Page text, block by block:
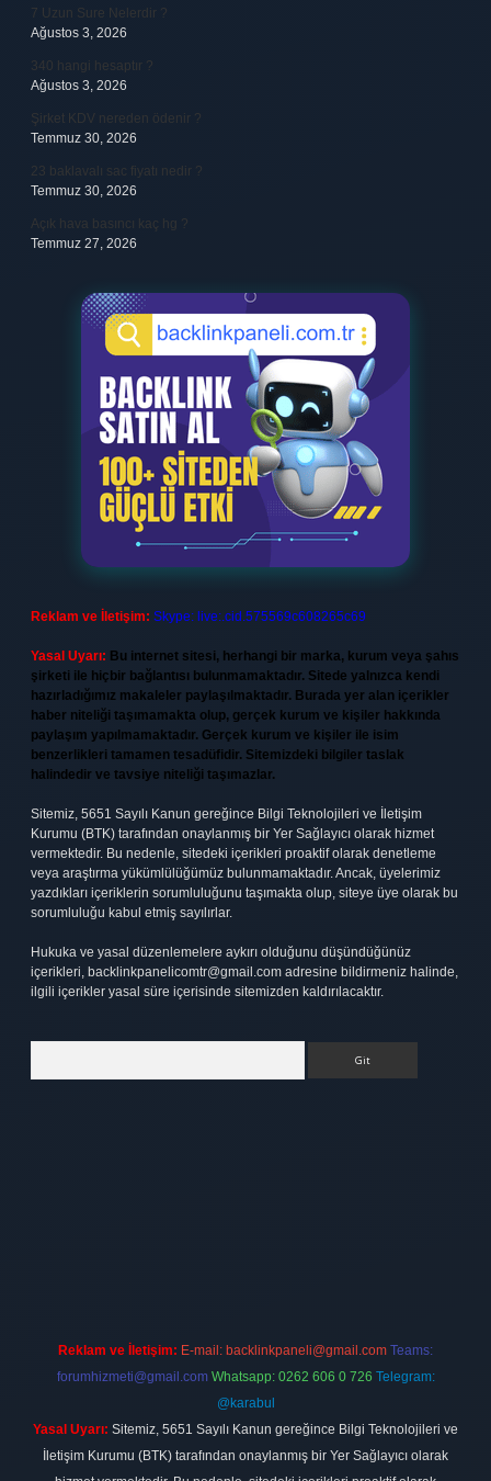
7 Uzun Sure Nelerdir ?
Ağustos 3, 2026
340 hangi hesaptır ?
Ağustos 3, 2026
Şirket KDV nereden ödenir ?
Temmuz 30, 2026
23 baklavalı sac fiyatı nedir ?
Temmuz 30, 2026
Açık hava basıncı kaç hg ?
Temmuz 27, 2026
Reklam ve İletişim: Skype: live:.cid.575569c608265c69
Yasal Uyarı: Bu internet sitesi, herhangi bir marka, kurum veya şahıs
şirketi ile hiçbir bağlantısı bulunmamaktadır. Sitede yalnızca kendi
hazırladığımız makaleler paylaşılmaktadır. Burada yer alan içerikler
haber niteliği taşımamakta olup, gerçek kurum ve kişiler hakkında
paylaşım yapılmamaktadır. Gerçek kurum ve kişiler ile isim
benzerlikleri tamamen tesadüfidir. Sitemizdeki bilgiler taslak
halindedir ve tavsiye niteliği taşımazlar.
Sitemiz, 5651 Sayılı Kanun gereğince Bilgi Teknolojileri ve İletişim
Kurumu (BTK) tarafından onaylanmış bir Yer Sağlayıcı olarak hizmet
vermektedir. Bu nedenle, sitedeki içerikleri proaktif olarak denetleme
veya araştırma yükümlülüğümüz bulunmamaktadır. Ancak, üyelerimiz
yazdıkları içeriklerin sorumluluğunu taşımakta olup, siteye üye olarak bu
sorumluluğu kabul etmiş sayılırlar.
Hukuka ve yasal düzenlemelere aykırı olduğunu düşündüğünüz
içerikleri, backlinkpanelicomtr@gmail.com adresine bildirmeniz halinde,
ilgili içerikler yasal süre içerisinde sitemizden kaldırılacaktır.
Reklam ve İletişim: E-mail: backlinkpaneli@gmail.com Teams:
forumhizmeti@gmail.com Whatsapp: 0262 606 0 726 Telegram:
@karabul
Yasal Uyarı: Sitemiz, 5651 Sayılı Kanun gereğince Bilgi Teknolojileri ve
İletişim Kurumu (BTK) tarafından onaylanmış bir Yer Sağlayıcı olarak